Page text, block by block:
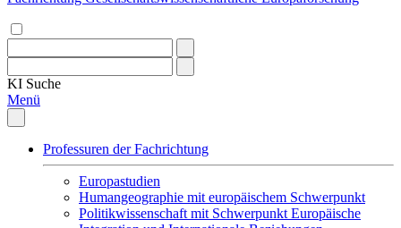
KI Suche
Menü
Professuren der Fachrichtung
Europastudien
Humangeographie mit europäischem Schwerpunkt
Politikwissenschaft mit Schwerpunkt Europäische